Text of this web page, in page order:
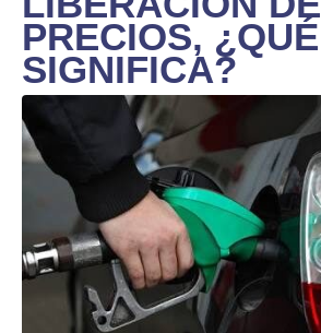
PRECIOS, ¿QUÉ
SIGNIFICA?